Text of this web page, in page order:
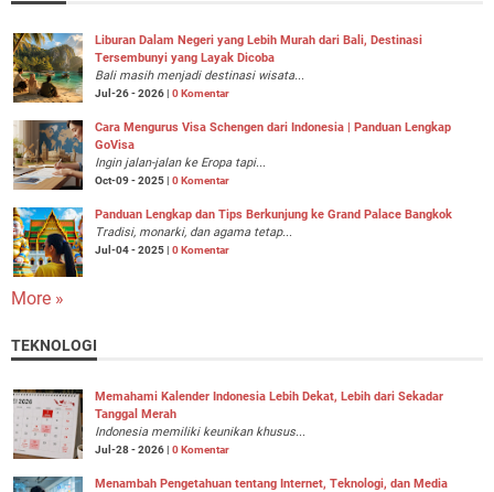
Liburan Dalam Negeri yang Lebih Murah dari Bali, Destinasi
Tersembunyi yang Layak Dicoba
Bali masih menjadi destinasi wisata...
Jul-26 - 2026 | 0 Komentar
Cara Mengurus Visa Schengen dari Indonesia | Panduan Lengkap
GoVisa
Ingin jalan-jalan ke Eropa tapi...
Oct-09 - 2025 | 0 Komentar
Panduan Lengkap dan Tips Berkunjung ke Grand Palace Bangkok
Tradisi, monarki, dan agama tetap...
Jul-04 - 2025 | 0 Komentar
More »
TEKNOLOGI
Memahami Kalender Indonesia Lebih Dekat, Lebih dari Sekadar
Tanggal Merah
Indonesia memiliki keunikan khusus...
Jul-28 - 2026 | 0 Komentar
Menambah Pengetahuan tentang Internet, Teknologi, dan Media